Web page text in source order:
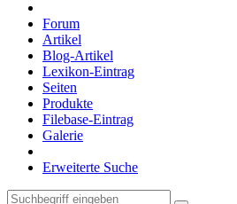
Forum
Artikel
Blog-Artikel
Lexikon-Eintrag
Seiten
Produkte
Filebase-Eintrag
Galerie
Erweiterte Suche